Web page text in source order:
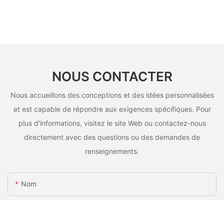
NOUS CONTACTER
Nous accueillons des conceptions et des idées personnalisées
et est capable de répondre aux exigences spécifiques. Pour
plus d'informations, visitez le site Web ou contactez-nous
directement avec des questions ou des demandes de
renseignements.
Nom